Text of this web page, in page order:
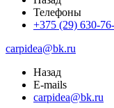
Телефоны
+375 (29) 630-
carpidea@bk.ru
Назад
E-mails
carpidea@bk.ru